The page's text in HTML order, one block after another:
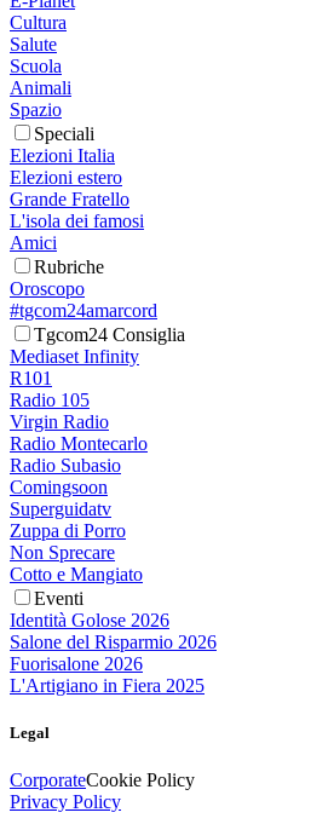
Cultura
Salute
Scuola
Animali
Spazio
Speciali
Elezioni Italia
Elezioni estero
Grande Fratello
L'isola dei famosi
Amici
Rubriche
Oroscopo
#tgcom24amarcord
Tgcom24 Consiglia
Mediaset Infinity
R101
Radio 105
Virgin Radio
Radio Montecarlo
Radio Subasio
Comingsoon
Superguidatv
Zuppa di Porro
Non Sprecare
Cotto e Mangiato
Eventi
Identità Golose 2026
Salone del Risparmio 2026
Fuorisalone 2026
L'Artigiano in Fiera 2025
Legal
CorporateCookie Policy
Privacy Policy